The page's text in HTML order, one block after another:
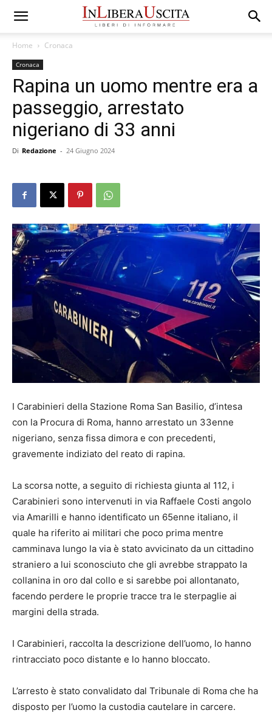
Home Cronaca
Cronaca
Rapina un uomo mentre era a
passeggio, arrestato
nigeriano di 33 anni
Di Redazione - 24 Giugno 2024
I Carabinieri della Stazione Roma San Basilio, d’intesa
con la Procura di Roma, hanno arrestato un 33enne
nigeriano, senza fissa dimora e con precedenti,
gravemente indiziato del reato di rapina.
La scorsa notte, a seguito di richiesta giunta al 112, i
Carabinieri sono intervenuti in via Raffaele Costi angolo
via Amarilli e hanno identificato un 65enne italiano, il
quale ha riferito ai militari che poco prima mentre
camminava lungo la via è stato avvicinato da un cittadino
straniero a lui sconosciuto che gli avrebbe strappato la
collanina in oro dal collo e si sarebbe poi allontanato,
facendo perdere le proprie tracce tra le sterpaglie ai
margini della strada.
I Carabinieri, raccolta la descrizione dell’uomo, lo hanno
rintracciato poco distante e lo hanno bloccato.
L’arresto è stato convalidato dal Tribunale di Roma che ha
disposto per l’uomo la custodia cautelare in carcere.